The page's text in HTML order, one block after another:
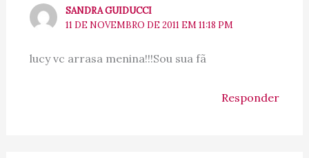
SANDRA GUIDUCCI
11 DE NOVEMBRO DE 2011 EM 11:18 PM
lucy vc arrasa menina!!!Sou sua fã
Responder